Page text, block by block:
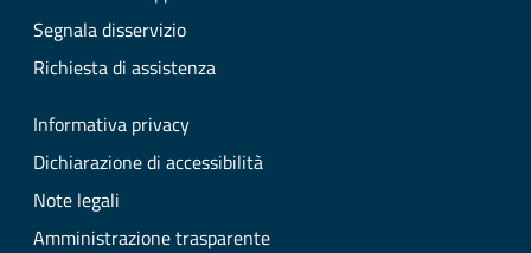
Segnala disservizio
Richiesta di assistenza
Informativa privacy
Dichiarazione di accessibilità
Note legali
Amministrazione trasparente